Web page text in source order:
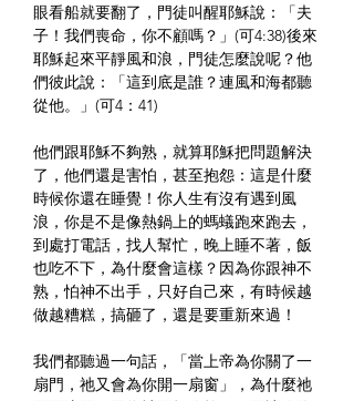
眼看船就要翻了，門徒叫醒耶穌說：「夫
子！我們喪命，你不顧嗎？」(可4:38)後來
耶穌起來平靜風和浪，門徒怎麼說呢？他
們彼此說：「這到底是誰？連風和海都聽
從他。」(可4：41)
他們跟耶穌不夠熟，就算耶穌把問題解決
了，他們還是害怕，甚至抱怨：這是什麼
時候你還在睡覺！你人生有沒有遇到風
浪，你是不是像熱鍋上的螞蟻跑來跑去，
到處打電話，找人幫忙，晚上睡不著，飯
也吃不下，為什麼會這樣？因為你跟神不
熟，怕神不出手，只好自己來，有時候越
做越糟糕，搞砸了，還是要重新來過！
我們都聽過一句話，「當上帝為你關了一
扇門，祂又會為你開一扇窗」，為什麼祂